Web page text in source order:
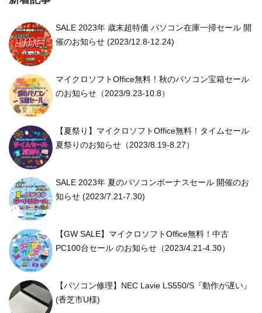
SALE 2023年 歳末超特価 パソコン在庫一掃セール 開
催のお知らせ (2023/12.8-12.24)
マイクロソフトOffice無料！秋のパソコン宝箱セール
のお知らせ（2023/9.23-10.8）
【夏祭り】マイクロソフトOffice無料！タイムセール
夏祭りのお知らせ（2023/8.19-8.27）
SALE 2023年 夏のパソコンボーナスセール 開催のお
知らせ (2023/7.21-7.30)
【GW SALE】マイクロソフトOffice無料！中古
PC100台セール のお知らせ（2023/4.21-4.30）
【パソコン修理】NEC Lavie LS550/S『動作が遅い』
(香芝市U様)